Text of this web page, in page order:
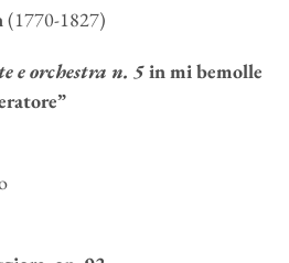
(1770-1827)
e orchestra n. 5in mi bemolle